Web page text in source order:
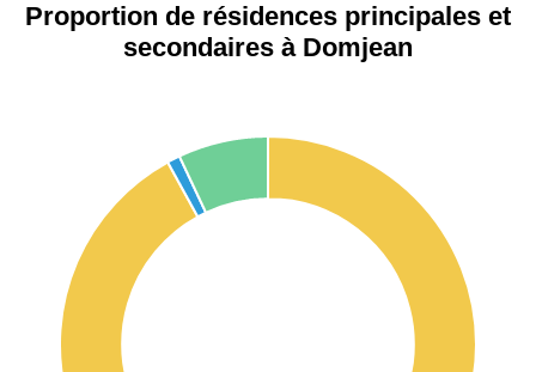
Proportion de résidences principales et
secondaires à Domjean